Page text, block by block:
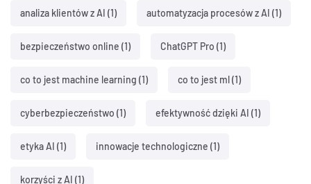
analiza klientów z AI (1) automatyzacja procesów z AI (1)
bezpieczeństwo online (1) ChatGPT Pro (1)
co to jest machine learning (1) co to jest ml(1)
cyberbezpieczeństwo (1) efektywność dzięki AI (1)
etyka AI (1) innowacje technologiczne (1)
korzyści z AI (1)